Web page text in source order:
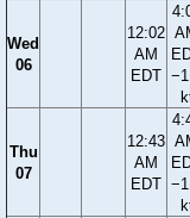
Wed
06
12:02
AM
EDT
Thu
07
12:43
AM
EDT